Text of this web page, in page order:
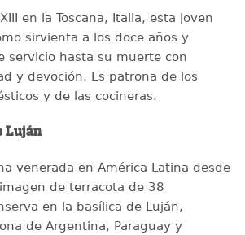
en la Toscana, Italia, esta joven
sirvienta a los doce años y
servicio hasta su muerte con
y devoción. Es patrona de los
y de las cocineras.
Luján
venerada en América Latina desde
de terracota de 38
en la basílica de Luján,
de Argentina, Paraguay y